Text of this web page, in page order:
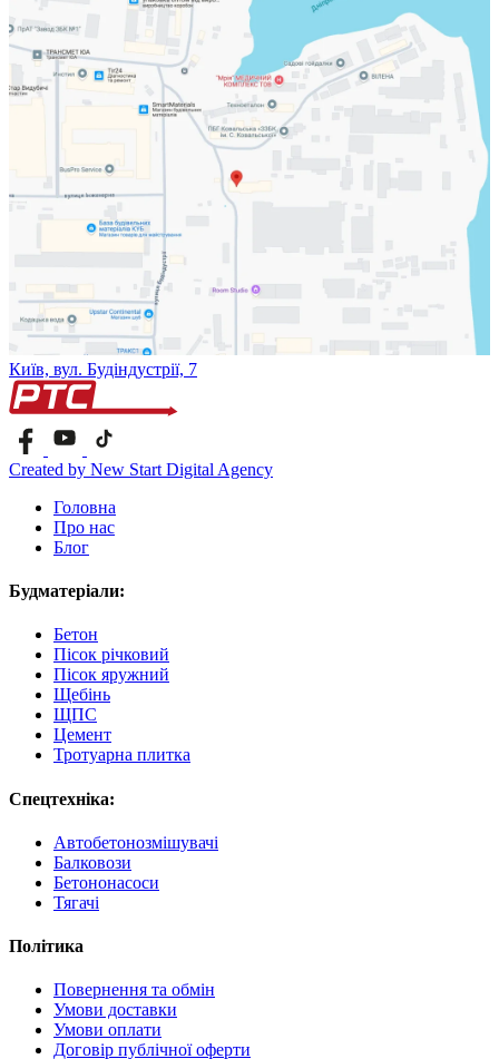
Київ, вул. Будіндустрії, 7
Created by New Start Digital Agency
Головна
Про нас
Блог
Будматеріали:
Бетон
Пісок річковий
Пісок яружний
Щебінь
ЩПС
Цемент
Тротуарна плитка
Спецтехніка:
Автобетонозмішувачі
Балковози
Бетононасоси
Тягачі
Політика
Повернення та обмін
Умови доставки
Умови оплати
Договір публічної оферти